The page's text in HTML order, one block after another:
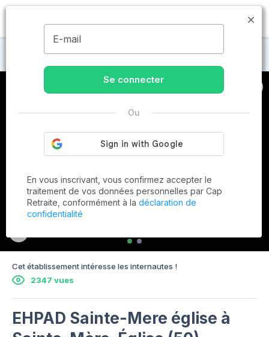
MENU
Maisons de retraite à Sainte-Mère-Église
Cet établissement intéresse les internautes !
2347 vues
EHPAD Sainte-Mere église à
E-mail
Se connecter
Ou
En vous inscrivant, vous confirmez accepter le
traitement de vos données personnelles par Cap
Retraite, conformément à la déclaration de
confidentialité